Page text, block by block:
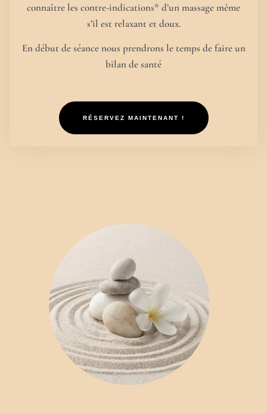
connaître les contre-indications* d’un massage même
s’il est relaxant et doux.
En début de séance nous prendrons le temps de faire un
bilan de santé
RÉSERVEZ MAINTENANT !